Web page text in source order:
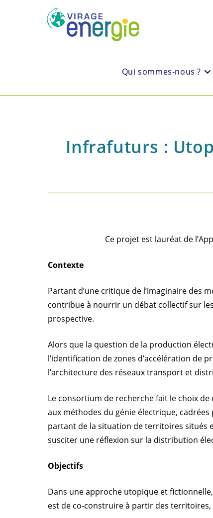
Qui sommes-nous ?
Infrafuturs :
Ce projet est lauréat de
Contexte
Partant d’une critique de l’imaginaire des
contribue à nourrir un débat collectif sur
prospective.
Alors que la question de la production
l’identification de zones d’accélération de
l’architecture des réseaux transport et
Le consortium de recherche fait le choix
aux méthodes du génie électrique,
partant de la situation de territoires situés
susciter une réflexion sur la distribution
Objectifs
Dans une approche utopique et
est de co-construire à partir des